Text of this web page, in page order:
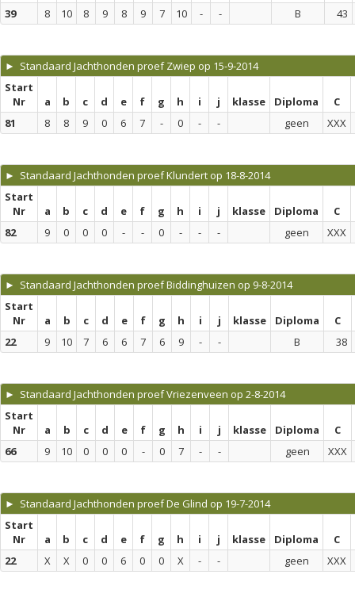
39
8 10 8 9 8 9 7 10 - - B 43
► Standaard Jachthonden proef Zwiep op 15-9-2014
Start
Nr
a b c d e f g h i j klasse Diploma
C
81
8 8 9 0 6 7 - 0 - - geen XXX
► Standaard Jachthonden proef Klundert op 18-8-2014
Start
Nr
a b c d e f g h i j klasse Diploma
C
82
9 0 0 0 - - 0 - - - geen XXX
► Standaard Jachthonden proef Biddinghuizen op 9-8-2014
Start
Nr
a b c d e f g h i j klasse Diploma
C
22
9 10 7 6 6 7 6 9 - - B 38
► Standaard Jachthonden proef Vriezenveen op 2-8-2014
Start
Nr
a b c d e f g h i j klasse Diploma
C
66
9 10 0 0 0 - 0 7 - - geen XXX
► Standaard Jachthonden proef De Glind op 19-7-2014
Start
Nr
a b c d e f g h i j klasse Diploma
C
22
X X 0 0 6 0 0 X - - geen XXX